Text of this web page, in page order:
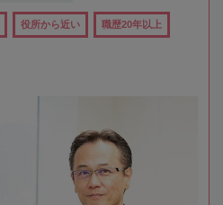
役所から近い 職歴20年以上